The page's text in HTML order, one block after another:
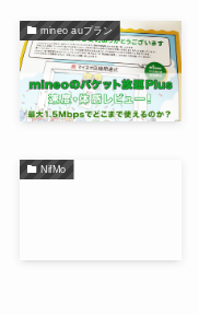
mineo auプラン
NifMo